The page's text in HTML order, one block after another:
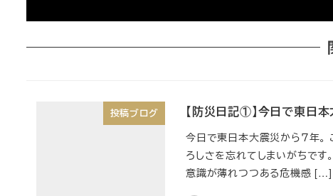
投稿ブログ 【防災日記①】今日で東日
今日で東日本大震災から７年
ろしさを忘れてしまいがちで
意識が薄れつつある危機感 […]